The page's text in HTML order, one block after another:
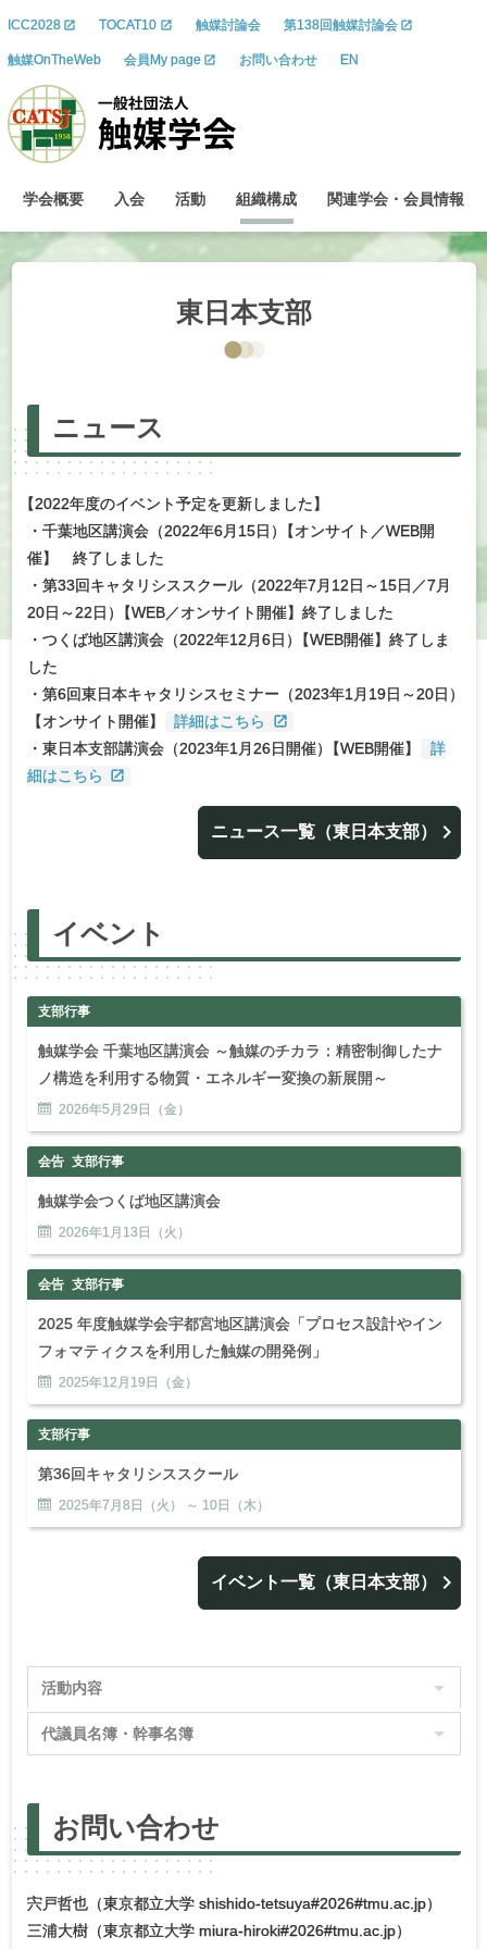
ICC2028 TOCAT10 触媒討論会 第138回触媒討論会
触媒OnTheWeb 会員My page お問い合わせ EN
学会概要 入会 活動 組織構成 関連学会 ・ 会員情報
東日本支部
ニュース
【2022年度のイベント予定を更新しました】
・千葉地区講演会（2022年6月15日 ）
【オンサイト／WEB開
催】 終了しました
・第33回キャタリシススクール（2022年7月12日～15日／7月
20日～22日 ）
【WEB／オンサイト開催】終了しました
・つくば地区講演会（2022年12月6日 ）
【WEB開催】終了しま
した
・第6回東日本キャタリシスセミナー（2023年1月19日～20日 ）
【オンサイト開催】
詳細はこちら
・東日本支部講演会（2023年1月26日開催） 【WEB開催】
詳
細はこちら
ニュース一覧（東日本支部）
イベント
支部行事
触媒学会 千葉地区講演会 ～触媒のチカラ：精密制御したナ
ノ構造を利用する物質・エネルギー変換の新展開～
2026年5月 29日（金）
会告 支部行事
触媒学会つくば地区講演会
2026年1月 13日（火）
会告 支部行事
2025 年度触媒学会宇都宮地区講演会「プロセス設計やイン
フォマティクスを利用した触媒の開発例」
2025年12月 19日（金）
支部行事
第36回キャタリシススクール
2025年7月 8日（火） ～ 10日（木）
イベント一覧（東日本支部）
活動内容
代議員名簿・幹事名簿
お問い合わせ
宍戸哲也（東京都立大学 shishido-tetsuya#2026#tmu.ac.jp）
三浦大樹（東京都立大学 miura-hiroki#2026#tmu.ac.jp）